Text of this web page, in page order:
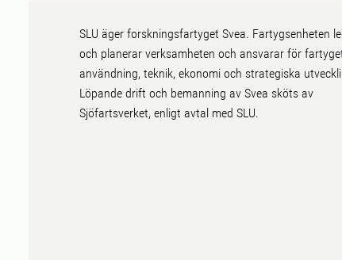
SLU äger forskningsfartyget Svea. Fartygsenheten
och planerar verksamheten och ansvarar för
användning, teknik, ekonomi och strategiska
Löpande drift och bemanning av Svea sköts av
Sjöfartsverket, enligt avtal med SLU.